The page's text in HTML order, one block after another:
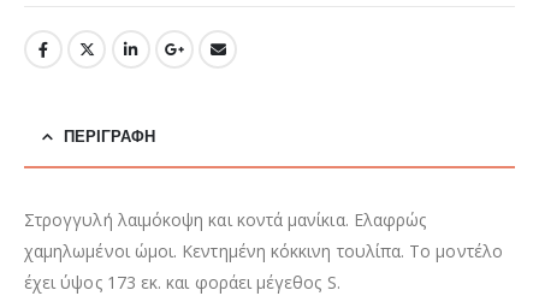
ΠΕΡΙΓΡΑΦΉ
Στρογγυλή λαιμόκοψη και κοντά μανίκια. Ελαφρώς
χαμηλωμένοι ώμοι. Κεντημένη κόκκινη τουλίπα. Το μοντέλο
έχει ύψος 173 εκ. και φοράει μέγεθος S.